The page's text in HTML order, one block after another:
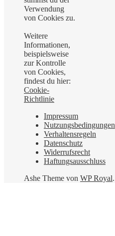
Verwendung
von Cookies zu.
Weitere
Informationen,
beispielsweise
zur Kontrolle
von Cookies,
findest du hier:
Cookie-
Richtlinie
Impressum
Nutzungsbedingungen
Verhaltensregeln
Datenschutz
Widerrufsrecht
Haftungsausschluss
Ashe Theme von WP Royal.